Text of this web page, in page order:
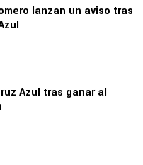
lanzan un aviso tras
Azul tras ganar al